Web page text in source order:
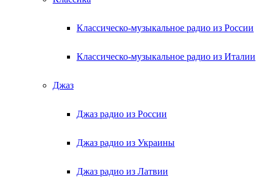
Классическо-музыкальное радио из России
Классическо-музыкальное радио из Италии
Джаз
Джаз радио из России
Джаз радио из Украины
Джаз радио из Латвии